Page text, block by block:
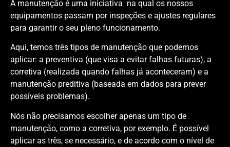
A manutenção é uma iniciativa na qual os nossos
equipamentos passam por inspeções e ajustes regulares
para garantir o seu pleno funcionamento.
Aqui, temos três tipos de manutenção que podemos
aplicar: a preventiva (que visa a evitar falhas futuras), a
corretiva (realizada quando falhas já aconteceram) e a
manutenção preditiva (baseada em dados para prever
possíveis problemas).
Nós não precisamos escolher apenas um tipo de
manutenção, como a corretiva, por exemplo. É possível
aplicar as três, se necessário, e de acordo com o nível de